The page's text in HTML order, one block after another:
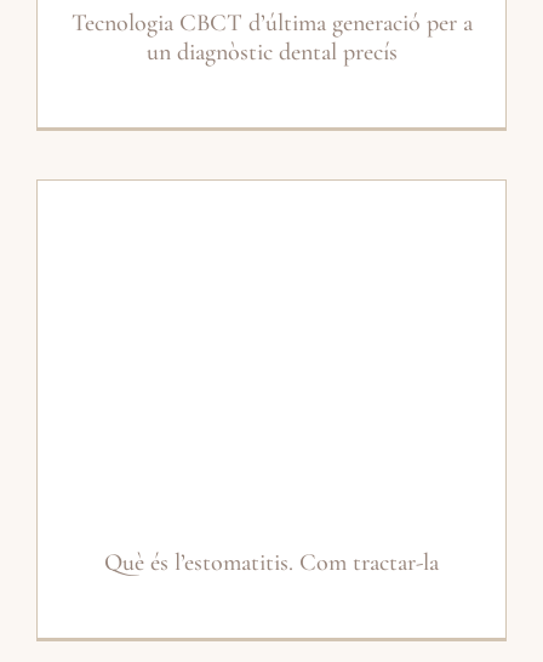
Tecnologia CBCT d’última generació per a
un diagnòstic dental precís
Què és l’estomatitis. Com tractar-la